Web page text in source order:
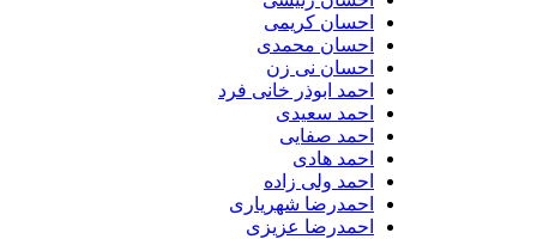
احسان کریمی
احسان محمدی
احسان نی زن
احمد ابوذر خانی فرد
احمد سعیدی
احمد صفایی
احمد هادی
احمد ولی زاده
احمدرضا شهریاری
احمدرضا عزیزی